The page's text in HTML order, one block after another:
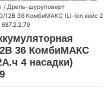
Дрель-шуруповерт
12В 36 КомбиМАКС (Li-ion кейс 2
36 КомбиМАКС
4 насадки)